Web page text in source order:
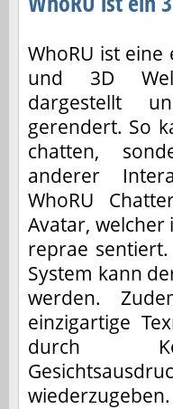
WhoRU ist eine
und 3D
dargestellt
gerendert. So
chatten,
anderer
WhoRU
Avatar,
reprae
System kann
werden.
einzigartige
durch
wiederzugeben.